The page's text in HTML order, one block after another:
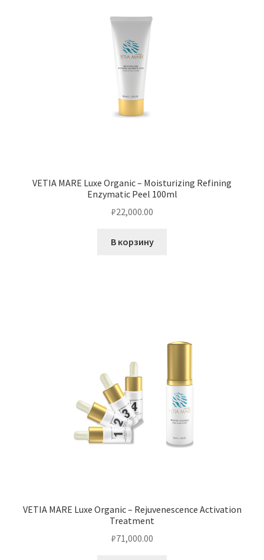
VETIA MARE Luxe Organic – Moisturizing Refining
Enzymatic Peel 100ml
₽22,000.00
В корзину
VETIA MARE Luxe Organic – Rejuvenescence Activation
Treatment
₽71,000.00